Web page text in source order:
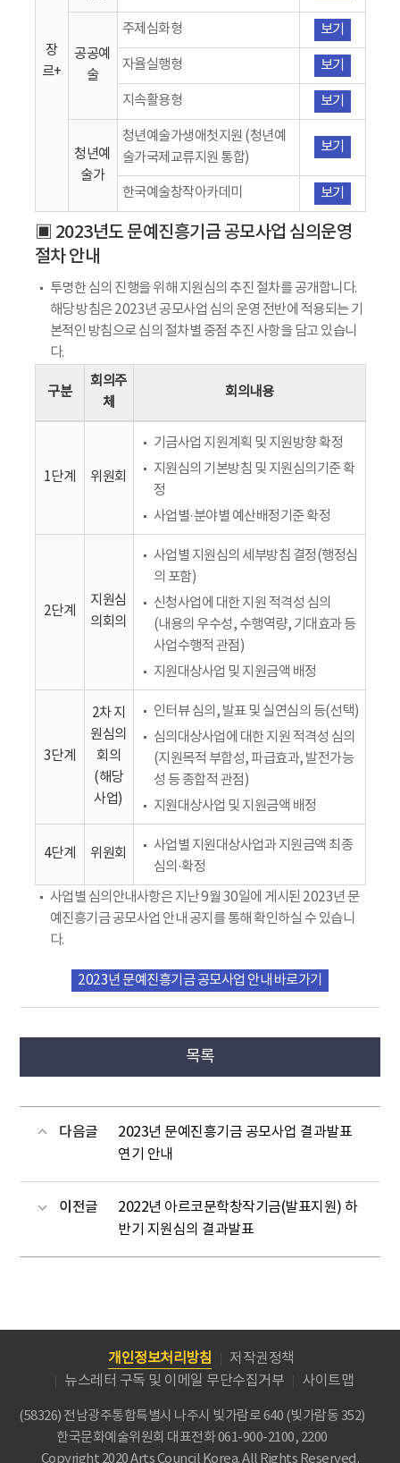
장
르+
공공예
술
주제심화형 보기
자율실행형 보기
지속활용형 보기
청년예
술가
청년예술가생애첫지원 (청년예
술가국제교류지원 통합)
보기
한국예술창작아카데미 보기
▣ 2023년도 문예진흥기금 공모사업 심의운영
절차 안내
투명한 심의 진행을 위해 지원심의 추진 절차를 공개합니다.
해당 방침은 2023년 공모사업 심의 운영 전반에 적용되는 기
본적인 방침으로 심의 절차별 중점 추진 사항을 담고 있습니
다.
구분
회의주
체
회의내용
1단계 위원회
기금사업 지원계획 및 지원방향 확정
지원심의 기본방침 및 지원심의기준 확
정
사업별·분야별 예산배정기준 확정
2단계
지원심
의회의
사업별 지원심의 세부방침 결정(행정심
의 포함)
신청사업에 대한 지원 적격성 심의
(내용의 우수성, 수행역량, 기대효과 등
사업수행적 관점)
지원대상사업 및 지원금액 배정
3단계
2차 지
원심의
회의
(해당
사업)
인터뷰 심의, 발표 및 실연심의 등(선택)
심의대상사업에 대한 지원 적격성 심의
(지원목적 부합성, 파급효과, 발전가능
성 등 종합적 관점)
지원대상사업 및 지원금액 배정
4단계 위원회
사업별 지원대상사업과 지원금액 최종
심의·확정
사업별 심의안내사항은 지난 9월 30일에 게시된 2023년 문
예진흥기금 공모사업 안내 공지를 통해 확인하실 수 있습니
다.
2023년 문예진흥기금 공모사업 안내 바로가기
목록
다음글
2023년 문예진흥기금 공모사업 결과발표
연기 안내
이전글
2022년 아르코문학창작기금(발표지원) 하
반기 지원심의 결과발표
개인정보처리방침
저작권정책
뉴스레터 구독 및 이메일 무단수집거부
사이트맵
(58326) 전남광주통합특별시 나주시 빛가람로 640 (빛가람동 352)
한국문화예술위원회 대표전화 061-900-2100, 2200
Copyright 2020 Arts Council Korea. All Rights Reserved.